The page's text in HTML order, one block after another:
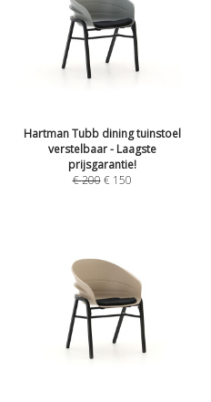
Hartman Tubb dining tuinstoel
verstelbaar - Laagste
prijsgarantie!
€200 € 150